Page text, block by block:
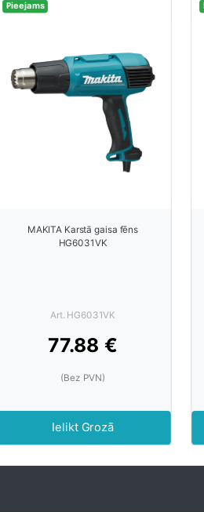
Pieejams
MAKITA Karstā gaisa fēns
HG6031VK
Art. HG6031VK
77.88 €
(Bez PVN)
Ielikt Grozā